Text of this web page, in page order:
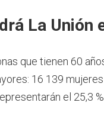
La Unión
que tienen 60
16 139
el 25,3